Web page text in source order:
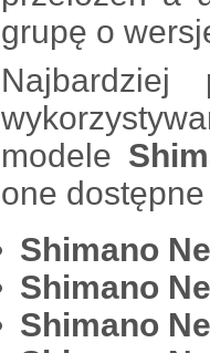
grupę o
Najbardziej
modele
one
Shimano
Shimano
Shimano